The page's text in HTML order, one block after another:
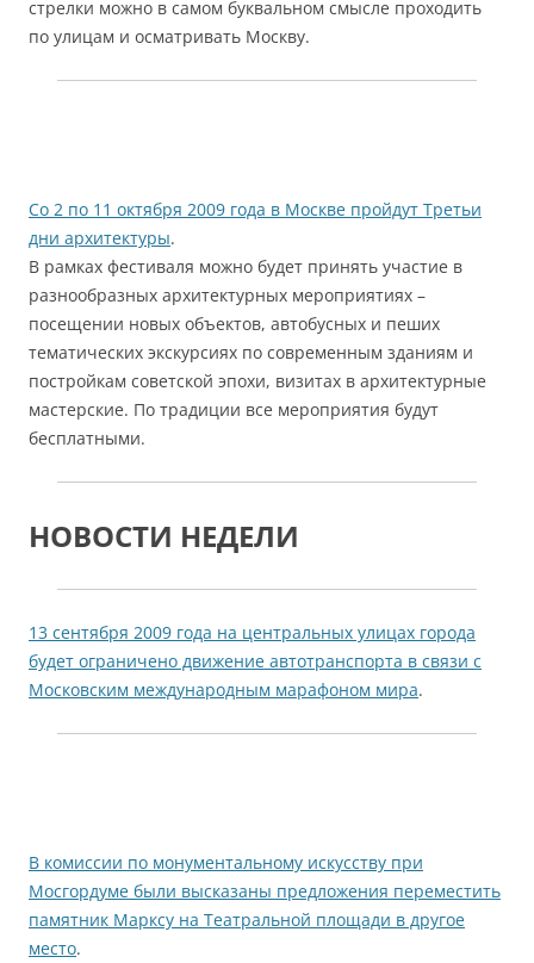
стрелки можно в самом буквальном смысле проходить
по улицам и осматривать Москву.
Со 2 по 11 октября 2009 года в Москве пройдут Третьи
дни архитектуры.
В рамках фестиваля можно будет принять участие в
разнообразных архитектурных мероприятиях –
посещении новых объектов, автобусных и пеших
тематических экскурсиях по современным зданиям и
постройкам советской эпохи, визитах в архитектурные
мастерские. По традиции все мероприятия будут
бесплатными.
НОВОСТИ НЕДЕЛИ
13 сентября 2009 года на центральных улицах города
будет ограничено движение автотранспорта в связи с
Московским международным марафоном мира.
В комиссии по монументальному искусству при
Мосгордуме были высказаны предложения переместить
памятник Марксу на Театральной площади в другое
место.